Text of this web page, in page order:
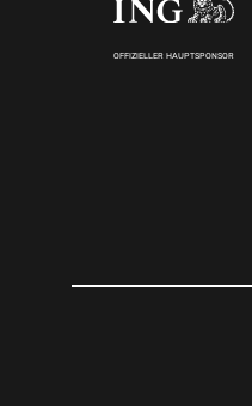
OFFIZIELLER HAUPTSPONSOR